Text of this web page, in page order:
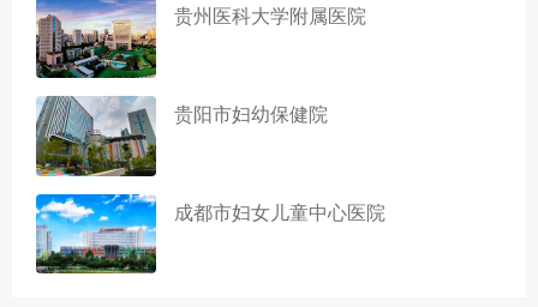
贵州医科大学附属医院
贵阳市妇幼保健院
成都市妇女儿童中心医院